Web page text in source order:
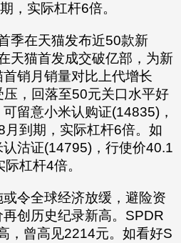
，实际杠杆6倍。
季在天猫发布近50款新
天猫首发成交破亿部，为新
销月销量对比上代增长
，回落至50元关口水平好
留意小米认购证(14835)，
到期，实际杠杆6倍。如
沽证(14795)，行使价40.1
杠杆4倍。
令全球经济放缓，避险资
创历史纪录新高。SPDR
，曾高见2214元。如看好S